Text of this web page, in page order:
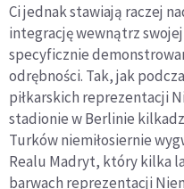
Ci jednak stawiają raczej
integrację wewnątrz swojej
specyficznie
odrębności. Tak, jak
piłkarskich reprezentacji
stadionie w Berlinie
Turków niemiłosiernie
Realu Madryt, który kilka
barwach reprezentacji